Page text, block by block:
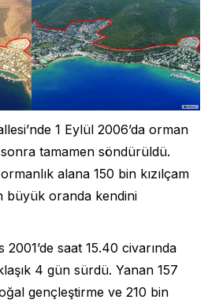
1 Eylül 2006’da orman
sonra tamamen söndürüldü.
alana 150 bin kızılçam
büyük oranda kendini
saat 15.40 civarında
4 gün sürdü. Yanan 157
gençleştirme ve 210 bin